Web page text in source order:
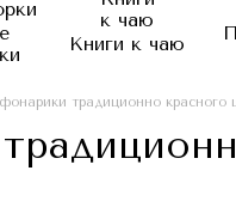
Книги к чаю
традиционно красного